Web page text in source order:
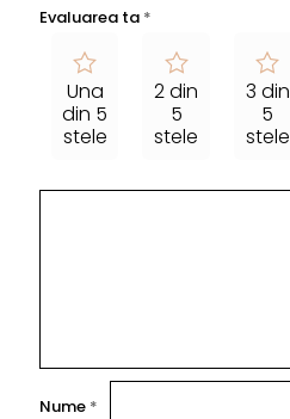
Evaluarea ta *
Una
din 5
stele
2 din
5
stele
3 din
5
stele
Nume *